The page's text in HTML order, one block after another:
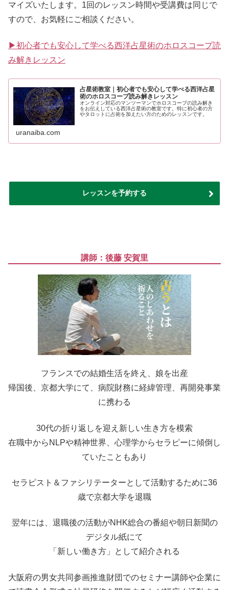
マイズいたします。1回のレッスン時間や受講費は同じで
すので、お気軽にご相談ください。
▶初心者でも安心して学べる西洋占星術のホロスコープ読
み解きレッスン
占星術教室｜初心者でも安心して学べる西洋占星
術のホロスコープ読み解きレッスン
オンライン対応のマンツーマンでホロスコープの読み解き
をお伝えしている西洋占星術の教室です。特に初心者の方
やタロットに占術を加えたい方のためのレッスンです。
uranaiba.com
レッスンを予約する
講師：後藤 安賀里
フランスでの結婚生活を終え、娘を出産
帰国後、京都大学にて、病院財務に経緯管理、再開発事業
に携わる
30代の折り返しを迎え新しい生き方を模索
在職中からNLPや精神世界、心理学からセラピーに傾倒し
ていたこともあり
セラピスト＆ファシリテーターとして活動するために36
歳で京都大学を退職
翌年には、退職後の活動がNHK総合の番組や朝日新聞の
デジタル紙にて
「新しい働き方」として紹介される
大阪府の男女共同参画推進財団でのセミナー講師や企業に